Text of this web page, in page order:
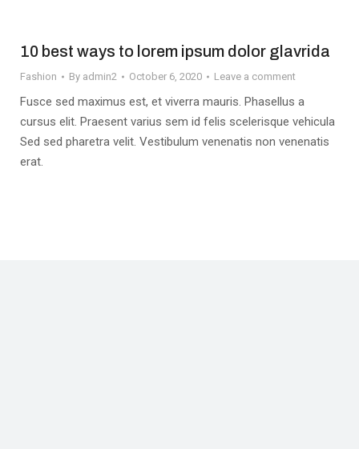
10 best ways to lorem ipsum dolor glavrida
Fashion By admin2 October 6, 2020 Leave a comment
Fusce sed maximus est, et viverra mauris. Phasellus a
cursus elit. Praesent varius sem id felis scelerisque vehicula
Sed sed pharetra velit. Vestibulum venenatis non venenatis
erat.